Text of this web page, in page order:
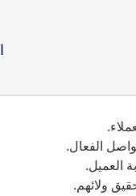
الفعال.
العميل.
ولائهم.